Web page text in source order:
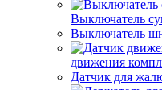
Выключатель
Выключатель
движения
Датчик для